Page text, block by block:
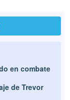
en combate
de Trevor